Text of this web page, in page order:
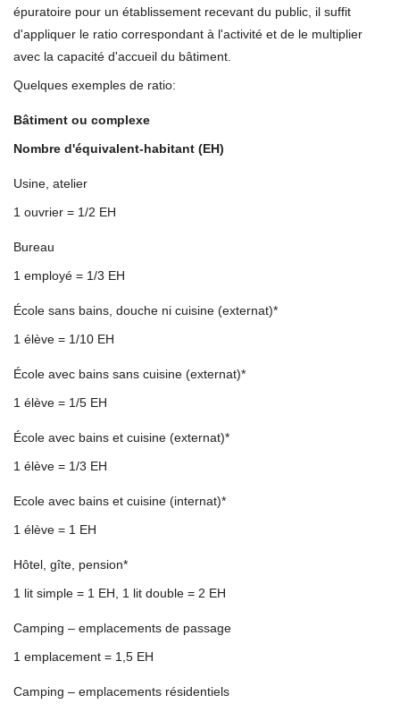
épuratoire pour un établissement recevant du public, il suffit
d'appliquer le ratio correspondant à l'activité et de le multiplier
avec la capacité d'accueil du bâtiment.
Quelques exemples de ratio:
Bâtiment ou complexe
Nombre d'équivalent-habitant (EH)
Usine, atelier
1 ouvrier = 1/2 EH
Bureau
1 employé = 1/3 EH
École sans bains, douche ni cuisine (externat)*
1 élève = 1/10 EH
École avec bains sans cuisine (externat)*
1 élève = 1/5 EH
École avec bains et cuisine (externat)*
1 élève = 1/3 EH
Ecole avec bains et cuisine (internat)*
1 élève = 1 EH
Hôtel, gîte, pension*
1 lit simple = 1 EH, 1 lit double = 2 EH
Camping – emplacements de passage
1 emplacement = 1,5 EH
Camping – emplacements résidentiels